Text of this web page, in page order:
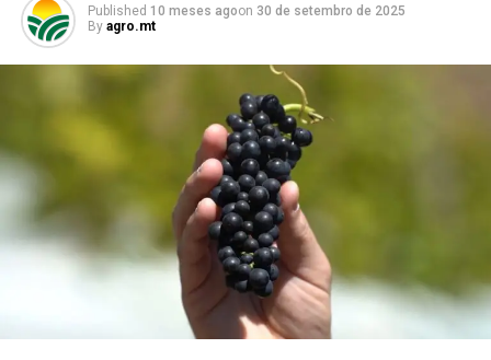
Published 10 meses agoon 30 de setembro de 2025
By agro.mt